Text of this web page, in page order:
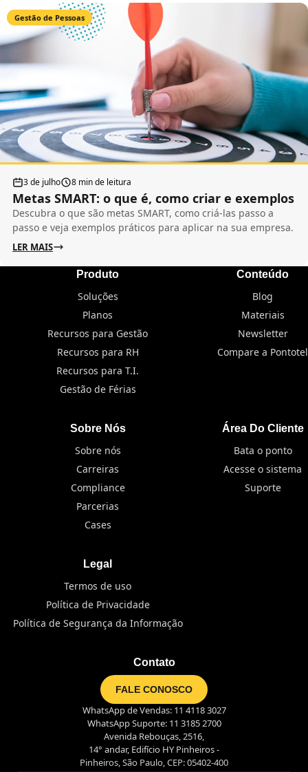
Gestão de Pessoas
3 de julho 8 min de leitura
Metas SMART: o que é, como criar e exemplos
Descubra o que são metas SMART, como criá-las passo a
passo e veja exemplos práticos para aplicar na sua empresa.
LER MAIS
Produto
Soluções
Planos
Recursos para Gestão
Recursos para RH
Recursos para T.I.
Gestão de Férias
Conteúdo
Blog
Materiais
Newsletter
Compare a Pontotel
Sobre Nós
Sobre nós
Carreiras
Compliance
Parcerias
Cases
Área Do Cliente
Bata o ponto
Acesse o sistema
Suporte
Legal
Termos de uso
Política de Privacidade
Política de Segurança da Informação
Contato
FALE CONOSCO
WhatsApp de Vendas: 11 4118 3027
WhatsApp Suporte: 11 3185 2700
Avenida Rebouças, 2516,
14° andar, Edifício HY Pinheiros -
Pinheiros, São Paulo, CEP: 05402-400